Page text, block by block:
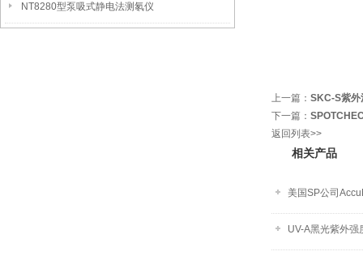
NT8280型泵吸式静电法测氡仪
上一篇： SKC-S紫外
下一篇：
返回列表>>
相关产品
美国SP公司
UV-A黑光紫外强